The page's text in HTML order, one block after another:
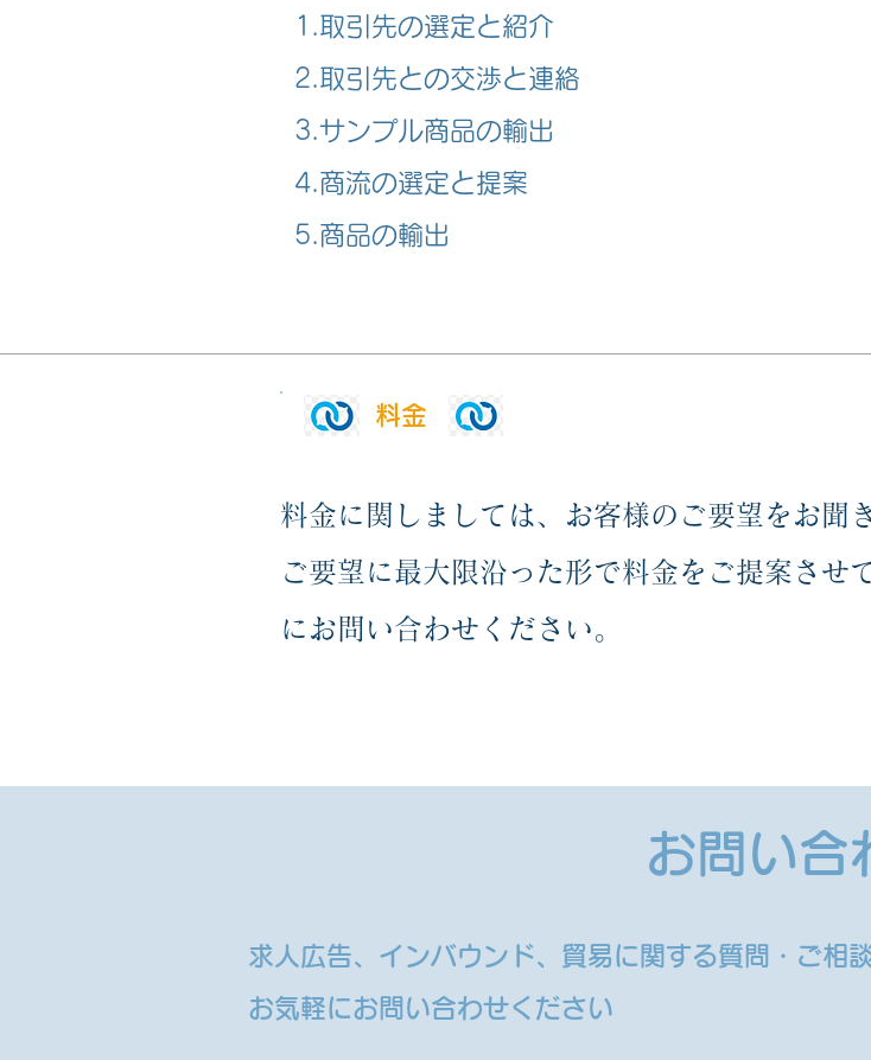
1.取引先の選定と紹介
2.取引先との交渉と連絡
3.サンプル商品の輸出
4.商流の選定と提案
5.商品の輸出
​料金
料金に関しましては、お客様のご要望をお聞
ご要望に最大限沿った形で料金をご提案させ
にお問い合わせください。
お問い合
求人広告、インバウンド、貿易に関する質問・ご相
お気軽にお問い合わせください